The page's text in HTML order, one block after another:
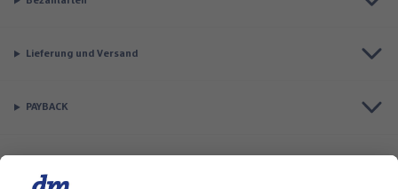
Lieferung und Versand
PAYBACK